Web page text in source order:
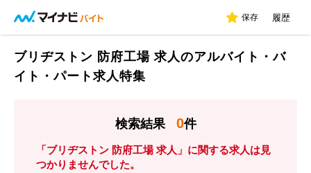
保存 履歴
ブリヂストン 防府工場 求人のアルバイト・バ
イト・パート求人特集
検索結果 0件
「ブリヂストン 防府工場 求人」に関する求人は見
つかりませんでした。